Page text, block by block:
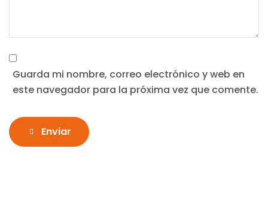
Guarda mi nombre, correo electrónico y web en
este navegador para la próxima vez que comente.
Enviar